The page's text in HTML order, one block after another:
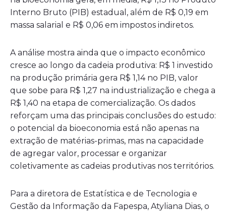
Interno Bruto (PIB) estadual, além de R$ 0,19 em
massa salarial e R$ 0,06 em impostos indiretos.
A análise mostra ainda que o impacto econômico
cresce ao longo da cadeia produtiva: R$ 1 investido
na produção primária gera R$ 1,14 no PIB, valor
que sobe para R$ 1,27 na industrialização e chega a
R$ 1,40 na etapa de comercialização. Os dados
reforçam uma das principais conclusões do estudo:
o potencial da bioeconomia está não apenas na
extração de matérias-primas, mas na capacidade
de agregar valor, processar e organizar
coletivamente as cadeias produtivas nos territórios.
Para a diretora de Estatística e de Tecnologia e
Gestão da Informação da Fapespa, Atyliana Dias, o